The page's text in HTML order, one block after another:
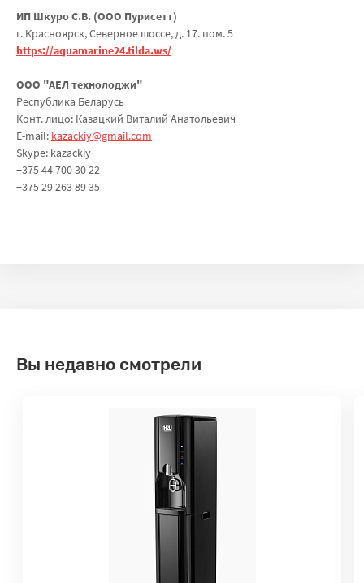
ИП Шкуро С.В. (ООО Пурисетт)
г. Красноярск, Северное шоссе, д. 17. пом. 5
https://aquamarine24.tilda.ws/
ООО "АЕЛ технолоджи"
Республика Беларусь
Конт. лицо: Казацкий Виталий Анатольевич
E-mail: kazackiy@gmail.com
Skype: kazackiy
+375 44 700 30 22
+375 29 263 89 35
Вы недавно смотрели